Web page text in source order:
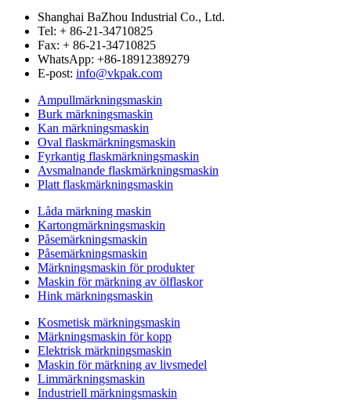
Shanghai BaZhou Industrial Co., Ltd.
Tel: + 86-21-34710825
Fax: + 86-21-34710825
WhatsApp: +86-18912389279
E-post: info@vkpak.com
Ampullmärkningsmaskin
Burk märkningsmaskin
Kan märkningsmaskin
Oval flaskmärkningsmaskin
Fyrkantig flaskmärkningsmaskin
Avsmalnande flaskmärkningsmaskin
Platt flaskmärkningsmaskin
Låda märkning maskin
Kartongmärkningsmaskin
Påsemärkningsmaskin
Påsemärkningsmaskin
Märkningsmaskin för produkter
Maskin för märkning av ölflaskor
Hink märkningsmaskin
Kosmetisk märkningsmaskin
Märkningsmaskin för kopp
Elektrisk märkningsmaskin
Maskin för märkning av livsmedel
Limmärkningsmaskin
Industriell märkningsmaskin